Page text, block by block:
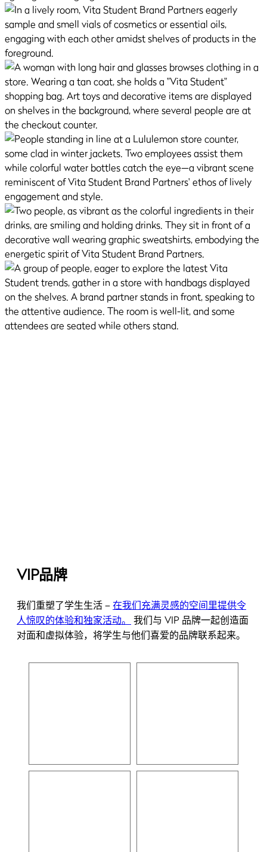
VIP品牌
我们重塑了学生生活 –在我们充满灵感的空间里提供令
人惊叹的体验和独家活动。 我们与 VIP 品牌一起创造面
对面和虚拟体验，将学生与他们喜爱的品牌联系起来。